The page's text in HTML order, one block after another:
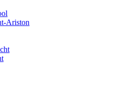
Ariston